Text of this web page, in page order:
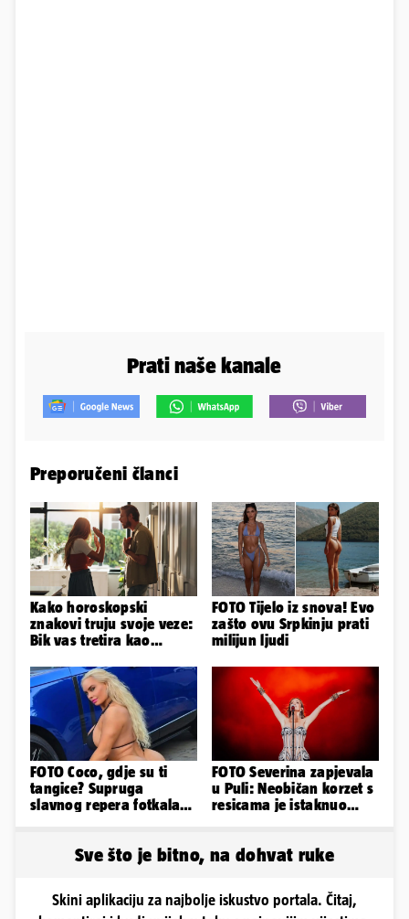
Prati naše kanale
Preporučeni članci
Kako horoskopski
znakovi truju svoje veze:
Bik vas tretira kao
ugovor
FOTO Tijelo iz snova! Evo
zašto ovu Srpkinju prati
milijun ljudi
FOTO Coco, gdje su ti
tangice? Supruga
slavnog repera fotkala
FOTO Severina zapjevala
u Puli: Neobičan korzet s
resicama je istaknuo
Sve što je bitno, na dohvat ruke
Skini aplikaciju za najbolje iskustvo portala. Čitaj,